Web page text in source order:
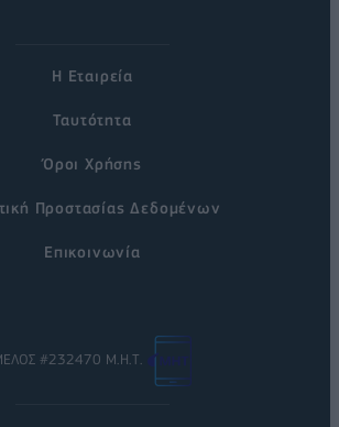
Η Εταιρεία
Ταυτότητα
Όροι Χρήσης
Προστασίας Δεδομένων
Επικοινωνία
#232470 Μ.Η.Τ.